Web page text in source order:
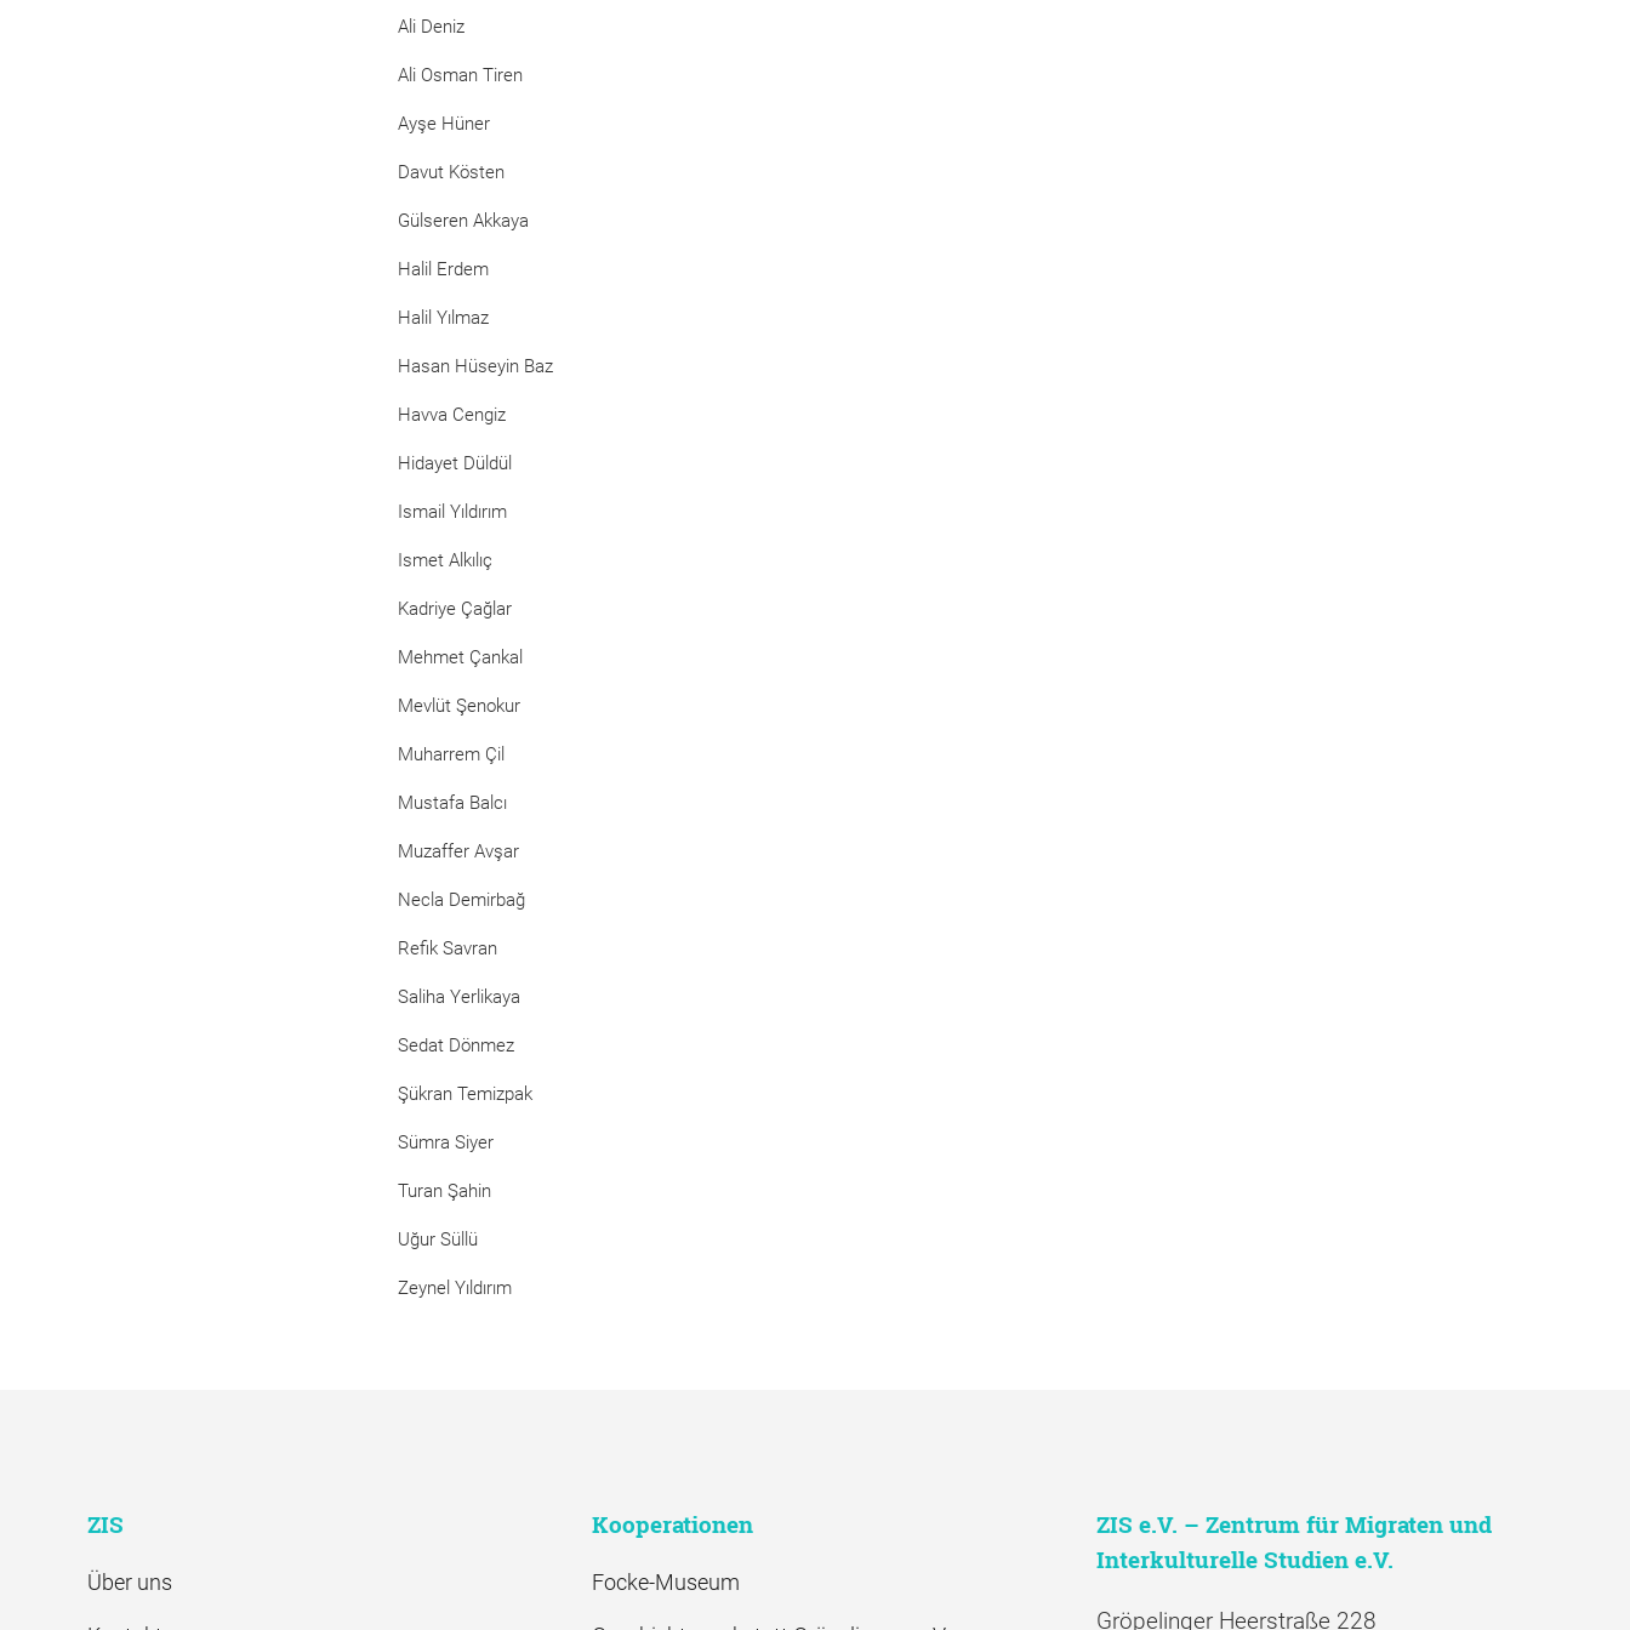
Ali Deniz
Ali Osman Tiren
Ayşe Hüner
Davut Kösten
Gülseren Akkaya
Halil Erdem
Halil Yılmaz
Hasan Hüseyin Baz
Havva Cengiz
Hidayet Düldül
Ismail Yıldırım
Ismet Alkılıç
Kadriye Çağlar
Mehmet Çankal
Mevlüt Şenokur
Muharrem Çil
Mustafa Balcı
Muzaffer Avşar
Necla Demirbağ
Refik Savran
Saliha Yerlikaya
Sedat Dönmez
Şükran Temizpak
Sümra Siyer
Turan Şahin
Uğur Süllü
Zeynel Yıldırım
ZIS
Über uns
Kooperationen
Focke-Museum
ZIS e.V. – Zentrum für Migraten und
Interkulturelle Studien e.V.
Gröpelinger Heerstraße 228